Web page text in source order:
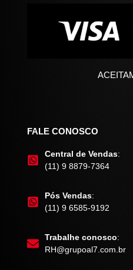
FALE CONOSCO
Central de Vendas:
(11) 9 8879-7364
Pós Vendas:
(11) 9 6585-9192
Trabalhe conosco:
RH@grupoal7.com.br